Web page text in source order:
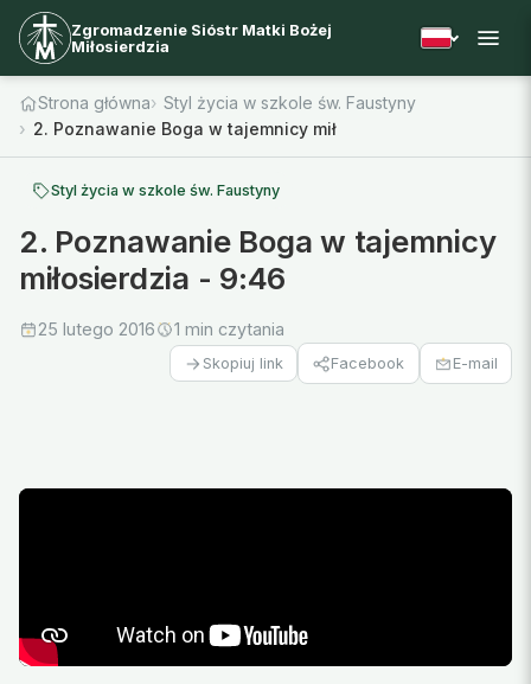
Zgromadzenie Sióstr Matki Bożej
Miłosierdzia
Strona główna
Styl życia w szkole św. Faustyny
2. Poznawanie Boga w tajemnicy miłosierdzia - 9:46
Styl życia w szkole św. Faustyny
2. Poznawanie Boga w tajemnicy
miłosierdzia - 9:46
25 lutego 2016 1 min czytania
Skopiuj link Facebook E-mail